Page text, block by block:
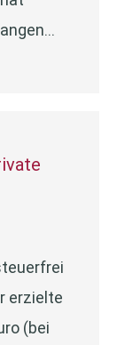
erzielte
(bei